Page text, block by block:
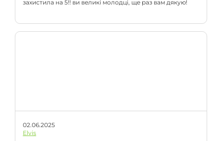
захистила на 5!! ви великі молодці, ще раз вам дякую!
02.06.2025
Elvis